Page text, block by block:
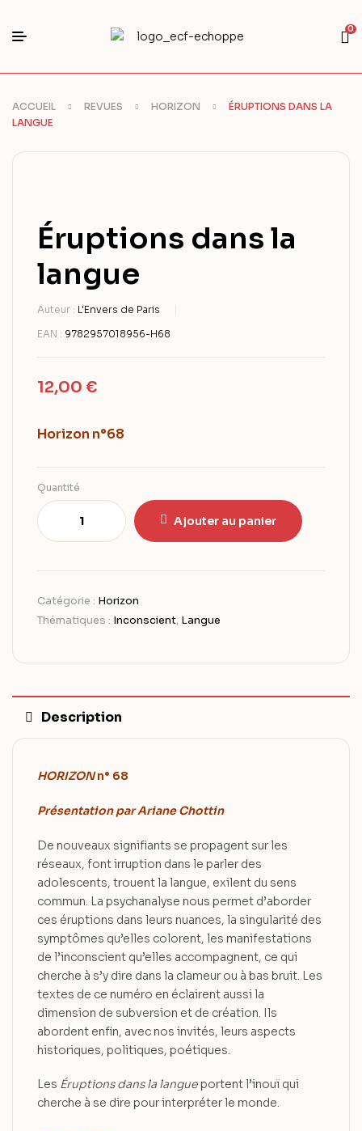
0
ACCUEIL REVUES HORIZON
ÉRUPTIONS DANS LA
LANGUE
Éruptions dans la
langue
Auteur : L'Envers de Paris
EAN : 9782957018956-H68
12,00 €
Horizon n°68
Quantité
Ajouter au panier
Catégorie : Horizon
Thématiques : Inconscient, Langue
Description
HORIZONn° 68
Présentation par Ariane Chottin
De nouveaux signifiants se propagent sur les
réseaux, font irruption dans le parler des
adolescents, trouent la langue, exilent du sens
commun. La psychanalyse nous permet d’aborder
ces éruptions dans leurs nuances, la singularité des
symptômes qu’elles colorent, les manifestations
de l’inconscient qu’elles accompagnent, ce qui
cherche à s’y dire dans la clameur ou à bas bruit. Les
textes de ce numéro en éclairent aussi la
dimension de subversion et de création. Ils
abordent enfin, avec nos invités, leurs aspects
historiques, politiques, poétiques.
Les Éruptions dans la langue portent l’inouï qui
cherche à se dire pour interpréter le monde.